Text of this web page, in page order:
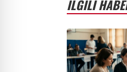
İLGİLİ